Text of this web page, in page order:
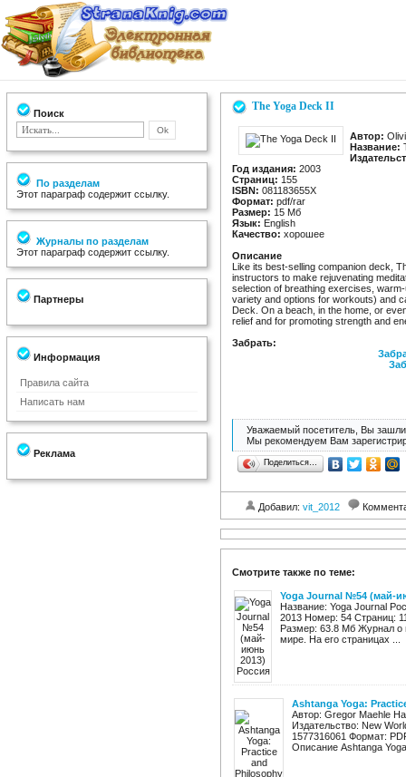
Поиск
По разделам
Этот параграф содержит ссылку.
Журналы по разделам
Этот параграф содержит ссылку.
Партнеры
Информация
Правила сайта
Написать нам
Реклама
The Yoga Deck II
Автор:
Название:
Год издания: 2003
Страниц: 155
ISBN: 081183655X
Формат: pdf/rar
Размер: 15 Мб
Язык: English
Качество: хорошее
Описание
Like its best-selling companion deck,
instructors to make rejuvenating
selection of breathing exercises,
variety and options for workouts) and
Deck. On a beach, in the home, or
relief and for promoting strength and
Забрать:
Уважаемый посетитель, Вы зашли
Мы рекомендуем Вам
Поделиться…
Добавил: vit_2012
Смотрите также по теме:
Yoga Journal №54 (май-
Название: Yoga Journal
2013 Номер: 54 Страниц:
Размер: 63.8 Мб Журнал о
мире. На его страницах ...
Ashtanga Yoga:
Автор: Gregor Maehle
Издательство: New
1577316061 Формат:
Описание Ashtanga